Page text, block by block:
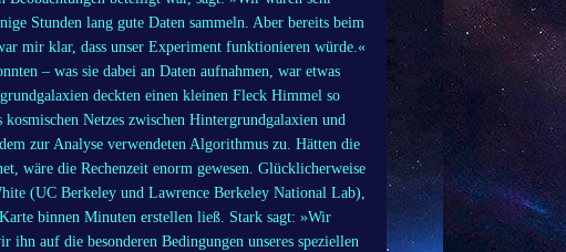
Stunden lang gute Daten sammeln. Aber bereits beim
mir klar, dass unser Experiment funktionieren würde.«
– was sie dabei an Daten aufnahmen, war etwas
deckten einen kleinen Fleck Himmel so
Netzes zwischen Hintergrundgalaxien und
zur Analyse verwendeten Algorithmus zu. Hätten die
wäre die Rechenzeit enorm gewesen. Glücklicherweise
(UC Berkeley und Lawrence Berkeley National Lab),
binnen Minuten erstellen ließ. Stark sagt: »Wir
auf die besonderen Bedingungen unseres speziellen